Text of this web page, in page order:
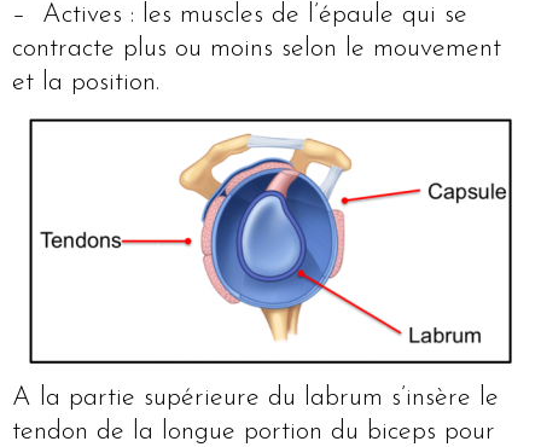
– Actives : les muscles de l’épaule qui se
contracte plus ou moins selon le mouvement
et la position.
A la partie supérieure du labrum s’insère le
tendon de la longue portion du biceps pour